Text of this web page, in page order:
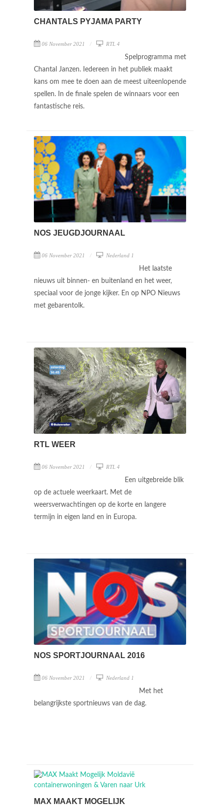
CHANTALS PYJAMA PARTY
06 November 2021 RTL 4
Spelprogramma met
Chantal Janzen. Iedereen in het publiek maakt
kans om mee te doen aan de meest uiteenlopende
spellen. In de finale spelen de winnaars voor een
fantastische reis.
NOS JEUGDJOURNAAL
06 November 2021 Nederland 1
Het laatste
nieuws uit binnen- en buitenland en het weer,
speciaal voor de jonge kijker. En op NPO Nieuws
met gebarentolk.
RTL WEER
06 November 2021 RTL 4
Een uitgebreide blik
op de actuele weerkaart. Met de
weersverwachtingen op de korte en langere
termijn in eigen land en in Europa.
NOS SPORTJOURNAAL 2016
06 November 2021 Nederland 1
Met het
belangrijkste sportnieuws van de dag.
MAX MAAKT MOGELIJK